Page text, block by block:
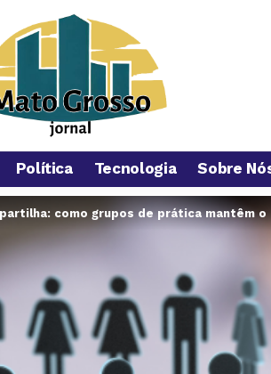
Política Tecnologia Sobre
como grupos de prática mantêm